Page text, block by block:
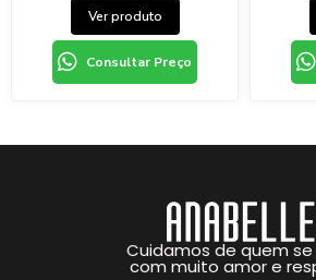
Ver produto
Consultar Preço
Cuidamos de quem
com muito amor e